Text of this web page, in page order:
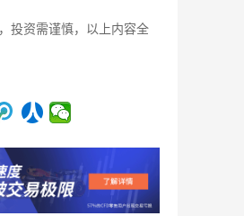
投资需谨慎，以上内容全